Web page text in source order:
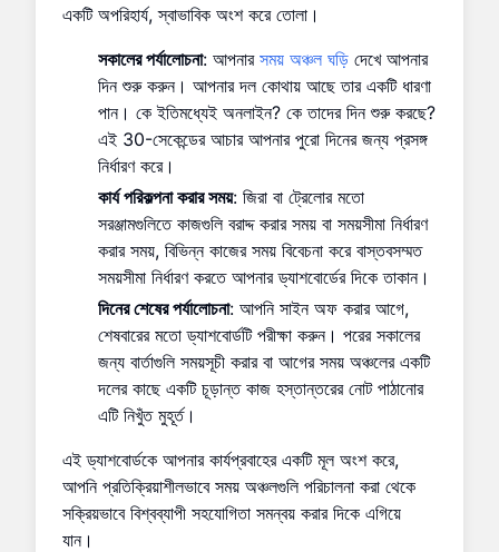
একটি অপরিহার্য, স্বাভাবিক অংশ করে তোলা।
সকালের পর্যালোচনা: আপনার সময় অঞ্চল ঘড়ি দেখে আপনার
দিন শুরু করুন। আপনার দল কোথায় আছে তার একটি ধারণা
পান। কে ইতিমধ্যেই অনলাইন? কে তাদের দিন শুরু করছে?
এই 30-সেকেন্ডের আচার আপনার পুরো দিনের জন্য প্রসঙ্গ
নির্ধারণ করে।
কার্য পরিকল্পনা করার সময়: জিরা বা ট্রেলোর মতো
সরঞ্জামগুলিতে কাজগুলি বরাদ্দ করার সময় বা সময়সীমা নির্ধারণ
করার সময়, বিভিন্ন কাজের সময় বিবেচনা করে বাস্তবসম্মত
সময়সীমা নির্ধারণ করতে আপনার ড্যাশবোর্ডের দিকে তাকান।
দিনের শেষের পর্যালোচনা: আপনি সাইন অফ করার আগে,
শেষবারের মতো ড্যাশবোর্ডটি পরীক্ষা করুন। পরের সকালের
জন্য বার্তাগুলি সময়সূচী করার বা আগের সময় অঞ্চলের একটি
দলের কাছে একটি চূড়ান্ত কাজ হস্তান্তরের নোট পাঠানোর
এটি নিখুঁত মুহূর্ত।
এই ড্যাশবোর্ডকে আপনার কার্যপ্রবাহের একটি মূল অংশ করে,
আপনি প্রতিক্রিয়াশীলভাবে সময় অঞ্চলগুলি পরিচালনা করা থেকে
সক্রিয়ভাবে বিশ্বব্যাপী সহযোগিতা সমন্বয় করার দিকে এগিয়ে
যান।